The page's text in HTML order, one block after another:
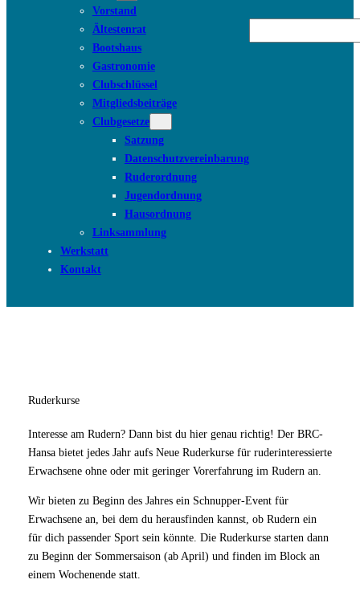
Vorstand
Ältestenrat
Bootshaus
Gastronomie
Clubschlüssel
Mitgliedsbeiträge
Clubgesetze
Satzung
Datenschutzvereinbarung
Ruderordnung
Jugendordnung
Hausordnung
Linksammlung
Werkstatt
Kontakt
Ruderkurse
Interesse am Rudern? Dann bist du hier genau richtig! Der BRC-
Hansa bietet jedes Jahr aufs Neue Ruderkurse für ruderinteressierte
Erwachsene ohne oder mit geringer Vorerfahrung im Rudern an.
Wir bieten zu Beginn des Jahres ein Schnupper-Event für
Erwachsene an, bei dem du herausfinden kannst, ob Rudern ein
für dich passender Sport sein könnte. Die Ruderkurse starten dann
zu Beginn der Sommersaison (ab April) und finden im Block an
einem Wochenende statt.